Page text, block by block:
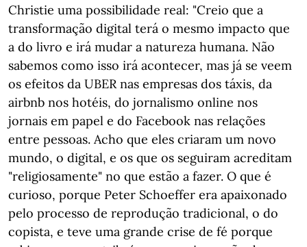
Christie uma possibilidade real: "Creio que a
transformação digital terá o mesmo impacto que
a do livro e irá mudar a natureza humana. Não
sabemos como isso irá acontecer, mas já se veem
os efeitos da UBER nas empresas dos táxis, da
airbnb nos hotéis, do jornalismo online nos
jornais em papel e do Facebook nas relações
entre pessoas. Acho que eles criaram um novo
mundo, o digital, e os que os seguiram acreditam
"religiosamente" no que estão a fazer. O que é
curioso, porque Peter Schoeffer era apaixonado
pelo processo de reprodução tradicional, o do
copista, e teve uma grande crise de fé porque